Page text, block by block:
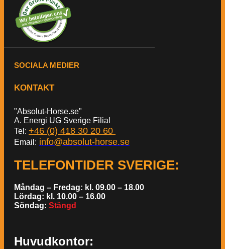
SOCIALA MEDIER
KONTAKT
"Absolut-Horse.se"
A. Energi UG Sverige Filial
Tel: +46 (0) 418 30 20 60
Email: info@absolut-horse.se
TELEFONTIDER SVERIGE:
Måndag – Fredag: kl. 09.00 – 18.00
Lördag: kl. 10.00 – 16.00
Söndag: Stängd
Huvudkontor: